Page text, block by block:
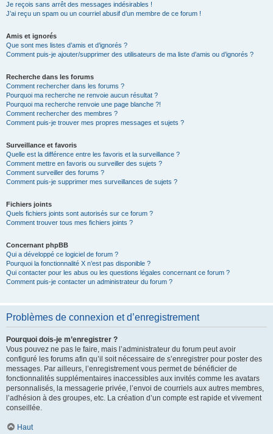
Je reçois sans arrêt des messages indésirables !
J’ai reçu un spam ou un courriel abusif d’un membre de ce forum !
Amis et ignorés
Que sont mes listes d’amis et d’ignorés ?
Comment puis-je ajouter/supprimer des utilisateurs de ma liste d’amis ou d’ignorés ?
Recherche dans les forums
Comment rechercher dans les forums ?
Pourquoi ma recherche ne renvoie aucun résultat ?
Pourquoi ma recherche renvoie une page blanche ?!
Comment rechercher des membres ?
Comment puis-je trouver mes propres messages et sujets ?
Surveillance et favoris
Quelle est la différence entre les favoris et la surveillance ?
Comment mettre en favoris ou surveiller des sujets ?
Comment surveiller des forums ?
Comment puis-je supprimer mes surveillances de sujets ?
Fichiers joints
Quels fichiers joints sont autorisés sur ce forum ?
Comment trouver tous mes fichiers joints ?
Concernant phpBB
Qui a développé ce logiciel de forum ?
Pourquoi la fonctionnalité X n’est pas disponible ?
Qui contacter pour les abus ou les questions légales concernant ce forum ?
Comment puis-je contacter un administrateur du forum ?
Problèmes de connexion et d’enregistrement
Pourquoi dois-je m’enregistrer ?
Vous pouvez ne pas le faire, mais l’administrateur du forum peut avoir
configuré les forums afin qu’il soit nécessaire de s’enregistrer pour poster des
messages. Par ailleurs, l’enregistrement vous permet de bénéficier de
fonctionnalités supplémentaires inaccessibles aux invités comme les avatars
personnalisés, la messagerie privée, l’envoi de courriels aux autres membres,
l’adhésion à des groupes, etc. La création d’un compte est rapide et vivement
conseillée.
Haut